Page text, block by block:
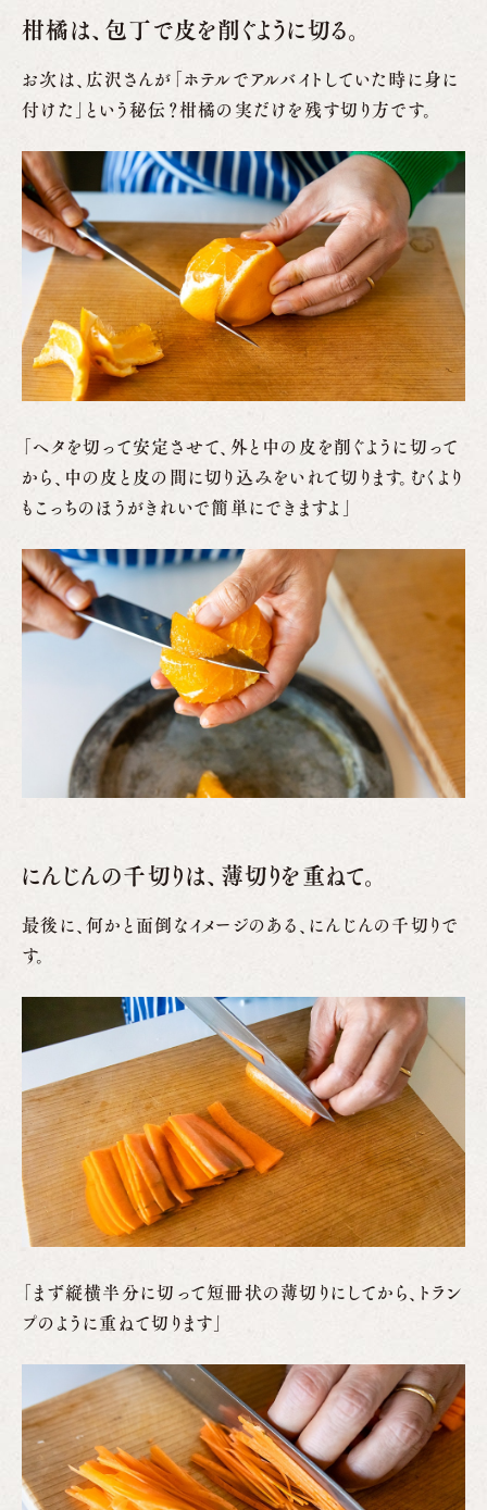
柑橘は、包丁で皮を削ぐように切る。
お次は、広沢さんが「ホテルでアルバイトしていた時に身に
付けた」という秘伝？柑橘の実だけを残す切り方です。
「ヘタを切って安定させて、外と中の皮を削ぐように切って
から、中の皮と皮の間に切り込みをいれて切ります。むくより
もこっちのほうがきれいで簡単にできますよ」
にんじんの千切りは、薄切りを重ねて。
最後に、何かと面倒なイメージのある、にんじんの千切りで
す。
「まず縦横半分に切って短冊状の薄切りにしてから、トラン
プのように重ねて切ります」